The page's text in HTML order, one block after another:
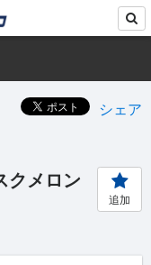
シェア
クメロン
追加